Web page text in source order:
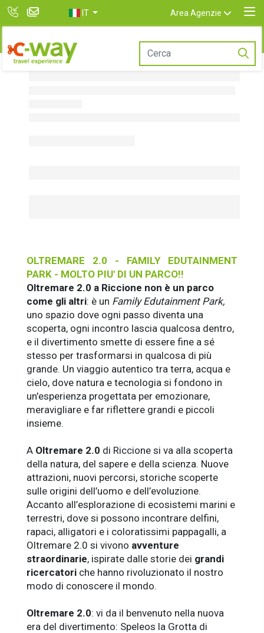
IT Area Agenzie
OLTREMARE 2.0 - FAMILY EDUTAINMENT
PARK - MOLTO PIU' DI UN PARCO!!
Oltremare 2.0 a Riccione non è un parco
come gli altri: è un Family Edutainment Park,
uno spazio dove ogni passo diventa una
scoperta, ogni incontro lascia qualcosa dentro,
e il divertimento smette di essere fine a sé
stesso per trasformarsi in qualcosa di più
grande. Un viaggio autentico tra terra, acqua e
cielo, dove natura e tecnologia si fondono in
un'esperienza progettata per emozionare,
meravigliare e far riflettere grandi e piccoli
insieme.
A Oltremare 2.0 di Riccione si va alla scoperta
della natura, del sapere e della scienza. Nuove
attrazioni, nuovi percorsi, storiche scoperte
sulle origini dell’uomo e dell’evoluzione.
Accanto all’esplorazione di ecosistemi marini e
terrestri, dove si possono incontrare delfini,
rapaci, alligatori e i coloratissimi pappagalli, a
Oltremare 2.0 si vivono avventure
straordinarie, ispirate dalle storie dei grandi
ricercatori che hanno rivoluzionato il nostro
modo di conoscere il mondo.
Oltremare 2.0: vi da il benvenuto nella nuova
era del divertimento: Speleos la Grotta di